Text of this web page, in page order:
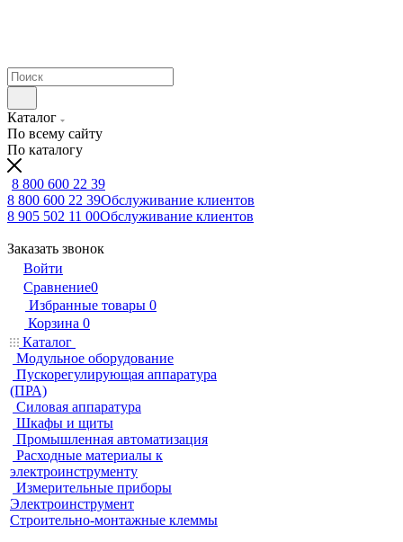
Каталог
По всему сайту
По каталогу
8 800 600 22 39
8 800 600 22 39Обслуживание клиентов
8 905 502 11 00Обслуживание клиентов
Заказать звонок
Войти
Сравнение0
Избранные товары 0
Корзина 0
Каталог
Модульное оборудование
Пускорегулирующая аппаратура
(ПРА)
Силовая аппаратура
Шкафы и щиты
Промышленная автоматизация
Расходные материалы к
электроинструменту
Измерительные приборы
Электроинструмент
Строительно-монтажные клеммы